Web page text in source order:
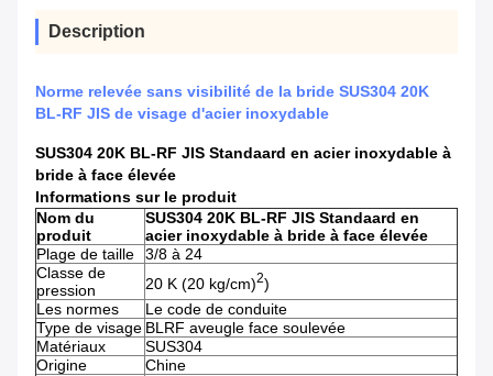
Description
Norme relevée sans visibilité de la bride SUS304 20K
BL-RF JIS de visage d'acier inoxydable
SUS304 20K BL-RF JIS Standaard en acier inoxydable à
bride à face élevée
Informations sur le produit
Nom du
produit
SUS304 20K BL-RF JIS Standaard en
acier inoxydable à bride à face élevée
Plage de taille
3/8 à 24
Classe de
pression
20 K (20 kg/cm)2)
Les normes
Le code de conduite
Type de visage BLRF aveugle face soulevée
Matériaux
SUS304
Origine
Chine